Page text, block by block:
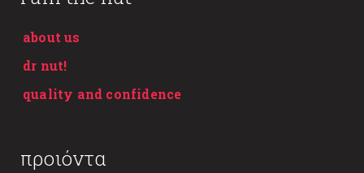
about us
dr nut!
quality and confidence
προιόντα